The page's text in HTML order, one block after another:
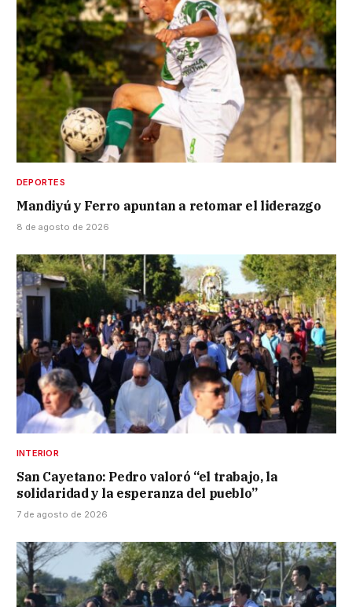
DEPORTES
Mandiyú y Ferro apuntan a retomar el liderazgo
8 de agosto de 2026
INTERIOR
San Cayetano: Pedro valoró “el trabajo, la
solidaridad y la esperanza del pueblo”
7 de agosto de 2026